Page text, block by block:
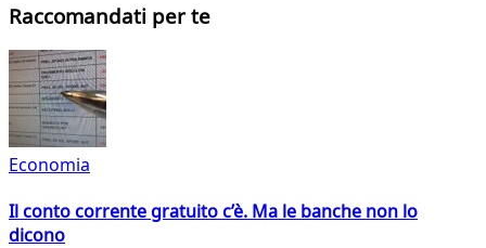
Raccomandati per te
Economia
Il conto corrente gratuito c’è. Ma le banche non lo
dicono